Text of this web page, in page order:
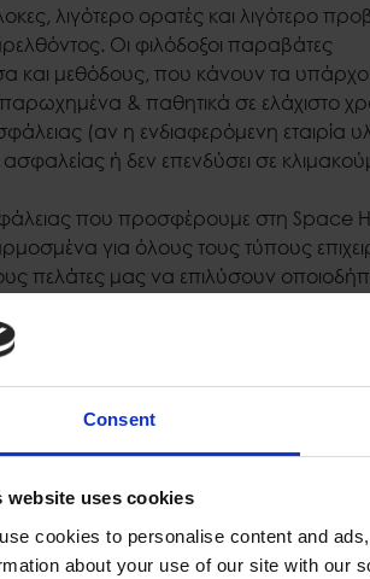
Consent
website uses cookies
cookies to personalise content and
about your use of our site with our
λιγότερο ορατές και λιγότερο
Οι φιλόδοξοι παραβάτες
και μεθόδους, που κάνουν τα
& παθητικά σε ελάχιστο
(αν η ενδιαφερόμενη εταιρία
ή δεν επενδύσει σε
που προσφέρουμε στη Space
για όλους τους τύπους
πελάτες μας να επιλύσουν
και τυποποιημένες εσωτερικές
την απαραίτητη
πολλά χρόνια, Ενοποιημένες Λύσεις
όλα τα απαιτούμενα στοιχεία για
παρέχοντας όλες τις απαραίτητες
και υποστήριξης για τις παρακάτω
Παρακολούθησης
Τεχνητής Νοημοσύνης